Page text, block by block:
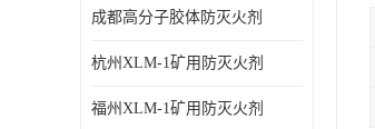
成都高分子胶体防灭火剂
杭州XLM-1矿用防灭火剂
福州XLM-1矿用防灭火剂